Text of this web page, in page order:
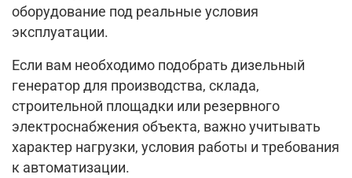
оборудование под реальные условия
эксплуатации.
Если вам необходимо подобрать дизельный
генератор для производства, склада,
строительной площадки или резервного
электроснабжения объекта, важно учитывать
характер нагрузки, условия работы и требования
к автоматизации.